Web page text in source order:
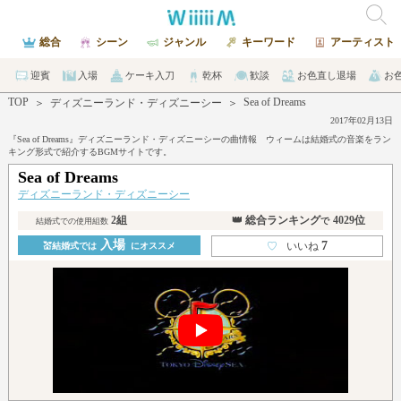
総合 シーン ジャンル キーワード アーティスト
迎賓 入場 ケーキ入刀 乾杯 歓談 お色直し退場 お
TOP ＞ ディズニーランド・ディズニーシー ＞ Sea of Dreams
2017年02月13日
『Sea of Dreams』ディズニーランド・ディズニーシーの曲情報 ウィームは結婚式の音楽をラン
キング形式で紹介するBGMサイトです。
Sea of Dreams
ディズニーランド・ディズニーシー
結婚式での使用組数2組 👑 総合ランキングで 4029位
💒結婚式では入場 にオススメ ♡ いいね7